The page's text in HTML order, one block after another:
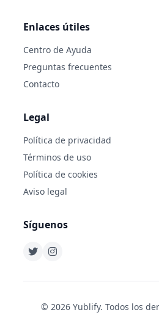
Enlaces útiles
Centro de Ayuda
Preguntas frecuentes
Contacto
Legal
Política de privacidad
Términos de uso
Política de cookies
Aviso legal
Síguenos
© 2026 Yublify. Todos los